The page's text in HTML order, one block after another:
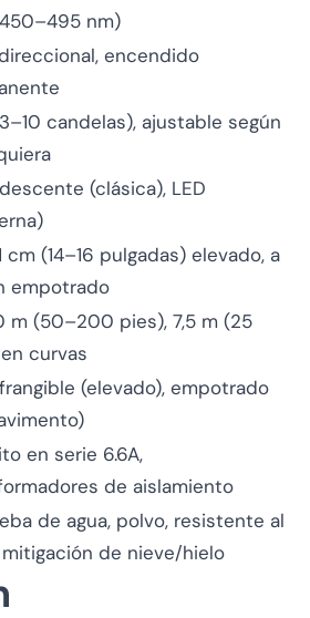
nm)
encendido
candelas), ajustable según
(clásica), LED
cm (14–16 pulgadas) elevado, a
empotrado
m (50–200 pies), 7,5 m (25
curvas
(elevado), empotrado
en serie 6.6A,
de aislamiento
de agua, polvo, resistente al
mitigación de nieve/hielo